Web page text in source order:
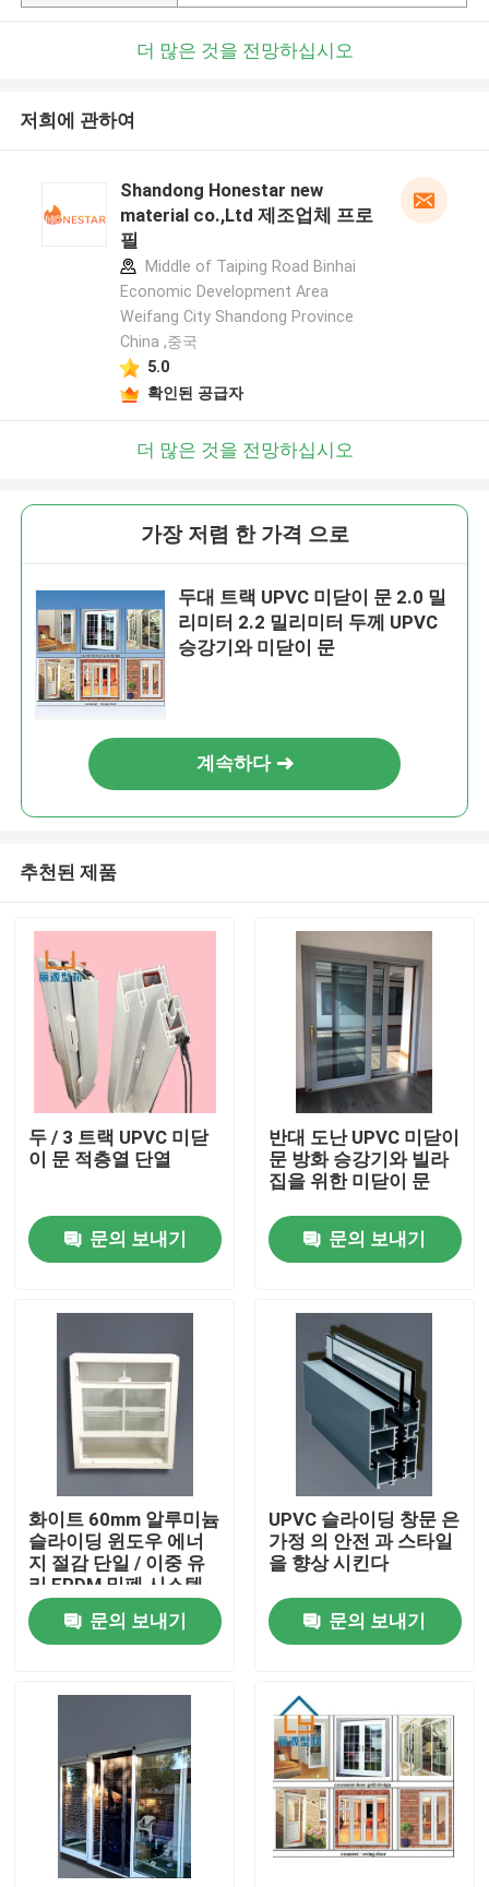
집
비디오
우리에 대하여
공장 여행
품질 관리
인용문을 요구하세요
UPVC 문 프로필
UPVC 윈도우 프로파일
더 많은 것을 전망하십시오
저희에 관하여
Shandong Honestar new
material co.,Ltd 제조업체 프로
필
Middle of Taiping Road Binhai
Economic Development Area
Weifang City Shandong Province
China ,중국
5.0
확인된 공급자
더 많은 것을 전망하십시오
가장 저렴 한 가격 으로
두대 트랙 UPVC 미닫이 문 2.0 밀
리미터 2.2 밀리미터 두께 UPVC
승강기와 미닫이 문
계속하다
추천된 제품
두 / 3 트랙 UPVC 미닫
이 문 적층열 단열
문의 보내기
반대 도난 UPVC 미닫이
문 방화 승강기와 빌라
집을 위한 미닫이 문
문의 보내기
화이트 60mm 알루미늄
슬라이딩 윈도우 에너
지 절감 단일 / 이중 유
리 EPDM 밀폐 시스템
문의 보내기
UPVC 슬라이딩 창문 은
가정 의 안전 과 스타일
을 향상 시킨다
문의 보내기